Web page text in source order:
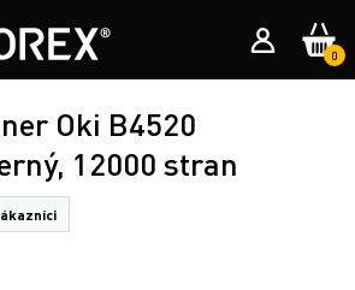
0
Oki B4520
12000 stran